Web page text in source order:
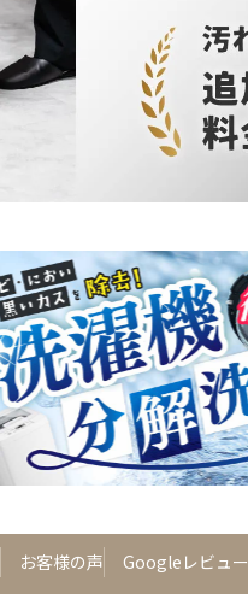
お客様の声 Googleレビュー